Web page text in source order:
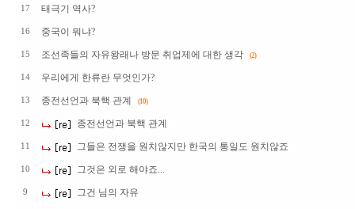
17 태극기 역사?
16 중국이 뭐냐?
15 조선족들의 자유왕래나 방문 취업제에 대한 생각 (2)
14 우리에게 한류란 무엇인가?
13 종전선언과 북핵 관계 (10)
12 종전선언과 북핵 관계
11 그들은 전쟁을 원치않지만 한국의 통일도 원치않죠
10 그것은 외로 해야죠...
9 그건 님의 자유